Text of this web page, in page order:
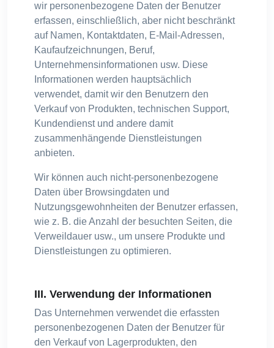
wir personenbezogene Daten der Benutzer
erfassen, einschließlich, aber nicht beschränkt
auf Namen, Kontaktdaten, E-Mail-Adressen,
Kaufaufzeichnungen, Beruf,
Unternehmensinformationen usw. Diese
Informationen werden hauptsächlich
verwendet, damit wir den Benutzern den
Verkauf von Produkten, technischen Support,
Kundendienst und andere damit
zusammenhängende Dienstleistungen
anbieten.
Wir können auch nicht-personenbezogene
Daten über Browsingdaten und
Nutzungsgewohnheiten der Benutzer erfassen,
wie z. B. die Anzahl der besuchten Seiten, die
Verweildauer usw., um unsere Produkte und
Dienstleistungen zu optimieren.
III. Verwendung der Informationen
Das Unternehmen verwendet die erfassten
personenbezogenen Daten der Benutzer für
den Verkauf von Lagerprodukten, den